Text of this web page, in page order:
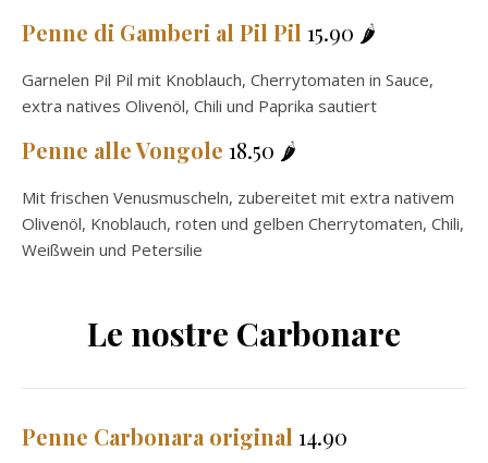
Penne di Gamberi al Pil Pil 15.90 🌶️
Garnelen Pil Pil mit Knoblauch, Cherrytomaten in Sauce,
extra natives Olivenöl, Chili und Paprika sautiert
Penne alle Vongole 18.50 🌶️
Mit frischen Venusmuscheln, zubereitet mit extra nativem
Olivenöl, Knoblauch, roten und gelben Cherrytomaten, Chili,
Weißwein und Petersilie
Le nostre Carbonare
Penne Carbonara original 14.90